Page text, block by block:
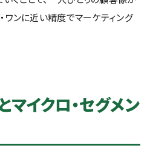
ワンに近い精度でマーケティング
マイクロ・セグメン